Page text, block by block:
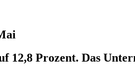
Prozent. Das